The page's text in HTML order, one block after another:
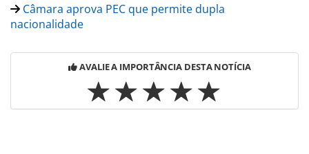
Câmara aprova PEC que permite dupla
nacionalidade
AVALIE A IMPORTÂNCIA DESTA NOTÍCIA